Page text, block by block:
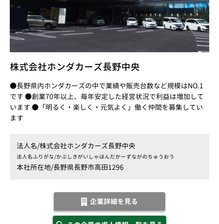
株式会社ホンダカーズ長野中央
●長野県内ホンダカーズの中で業績や販売台数など規模はNO.1
です ●創業70年以上、毎年安定した経営状況で利益は増加して
います ●「明るく・楽しく・元気よく」働く仲間を募集してい
ます
法人名/株式会社ホンダカーズ長野中央
法人名ふりがな/かぶしきがいしゃほんだかーずながのちゅうおう
本社所在地/長野県長野市高田1296
企業詳細を見る